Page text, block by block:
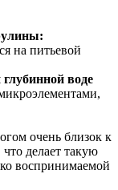
на питьевой
воде
очень близок к
что делает такую
воспринимаемой